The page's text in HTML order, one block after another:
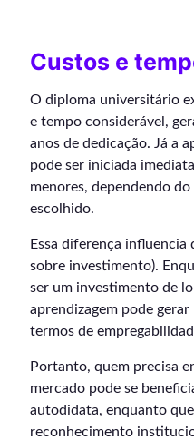
Custos e
O diploma universitário
e tempo considerável,
anos de dedicação. Já a
pode ser iniciada
menores, dependendo
escolhido.
Essa diferença
sobre investimento).
ser um investimento de
aprendizagem pode
termos de
Portanto, quem precisa
mercado pode se
autodidata, enquanto
reconhecimento